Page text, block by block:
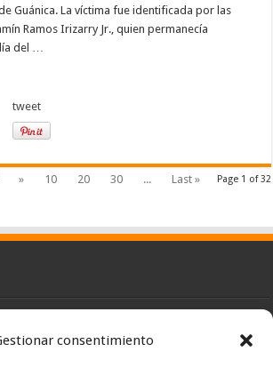
consentimiento
Guánica. La víctima fue identificada por las
Ramos Irizarry Jr., quien permanecía
del …
tweet
Page 1 of 32
» 10 20 30 ... Last »